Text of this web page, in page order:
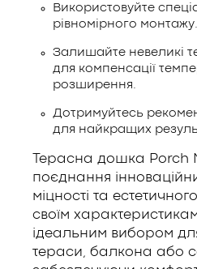
Використовуйте
рівномірного монтажу.
Залишайте невеликі
для компенсації
розширення.
Дотримуйтесь
для найкращих
Терасна дошка Porch
поєднання
міцності та
своїм
ідеальним вибором
тераси, балкона або